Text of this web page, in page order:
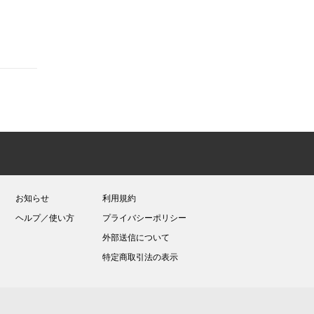
お知らせ
ヘルプ／使い方
利用規約
プライバシーポリシー
外部送信について
特定商取引法の表示